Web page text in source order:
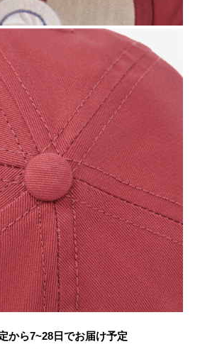
から7~28日でお届け予定